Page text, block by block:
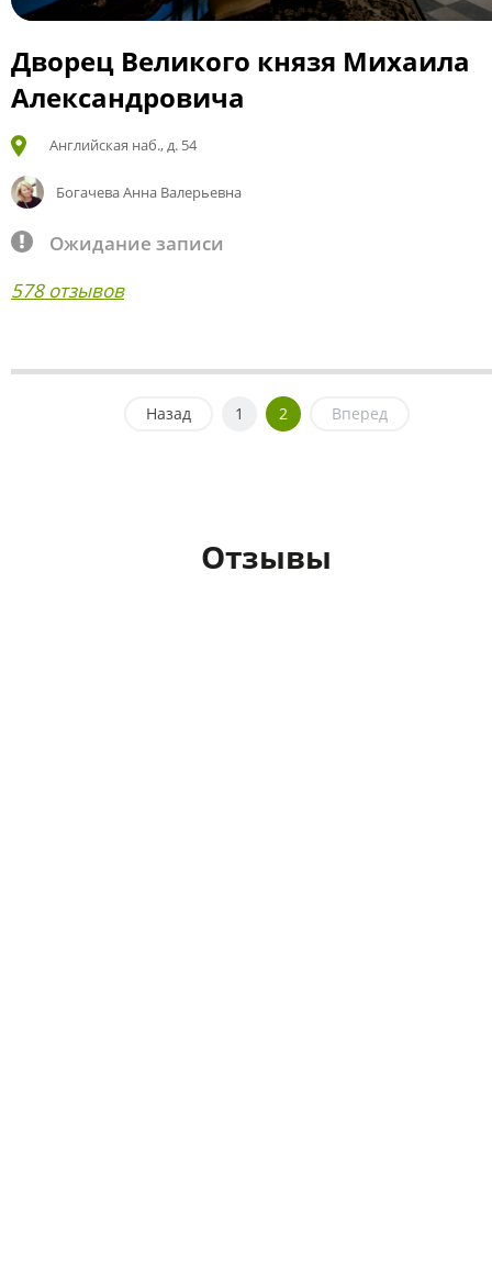
Дворец Великого князя Михаила
Александровича
Английская наб., д. 54
Богачева Анна Валерьевна
Ожидание записи
578 отзывов
Назад 1 2 Вперед
Отзывы